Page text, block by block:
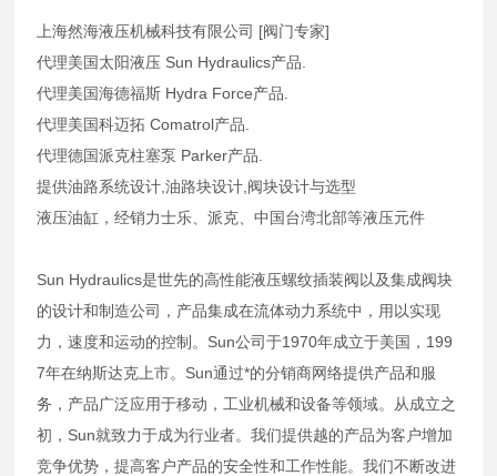
上海然海液压机械科技有限公司 [阀门专家]
代理美国太阳液压 Sun Hydraulics产品.
代理美国海德福斯 Hydra Force产品.
代理美国科迈拓 Comatrol产品.
代理德国派克柱塞泵 Parker产品.
提供油路系统设计,油路块设计,阀块设计与选型
液压油缸，经销力士乐、派克、中国台湾北部等液压元件
Sun Hydraulics是世先的高性能液压螺纹插装阀以及集成阀块
的设计和制造公司，产品集成在流体动力系统中，用以实现
力，速度和运动的控制。Sun公司于1970年成立于美国，199
7年在纳斯达克上市。Sun通过*的分销商网络提供产品和服
务，产品广泛应用于移动，工业机械和设备等领域。从成立之
初，Sun就致力于成为行业者。我们提供越的产品为客户增加
竞争优势，提高客户产品的安全性和工作性能。我们不断改进